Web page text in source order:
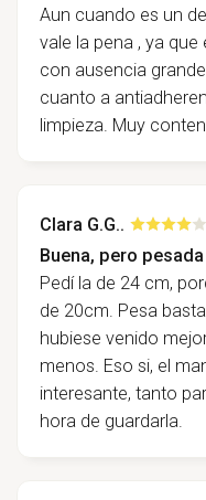
Aun cuando es un
vale la pena , ya
con ausencia
cuanto a
limpieza. Muy
Clara G.G..
Buena, pero pesada
Pedí la de 24 cm,
de 20cm. Pesa
hubiese venido
menos. Eso si, el
interesante, tanto
hora de guardarla.